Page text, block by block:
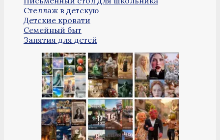
Стеллаж в детскую
Детские кровати
Семейный быт
Занятия для детей